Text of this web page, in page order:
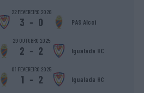
22 FEVEREIRO 2026
3 - 0 PAS Alcoi
29 OUTUBRO 2025
2 - 2 Igualada HC
01 FEVEREIRO 2025
1 - 2 Igualada HC